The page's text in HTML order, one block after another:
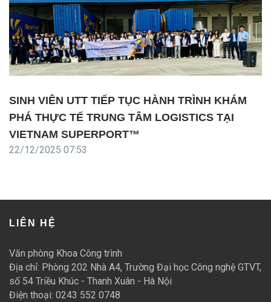
SINH VIÊN UTT TIẾP TỤC HÀNH TRÌNH KHÁM
PHÁ THỰC TẾ TRUNG TÂM LOGISTICS TẠI
VIETNAM SUPERPORT™
22/12/2025 07:53
LIÊN HỆ
Văn phòng Khoa Công trình
Địa chỉ: Phòng 202 Nhà A4, Trường Đại học Công nghệ GTVT,
số 54 Triều Khúc - Thanh Xuân - Hà Nội
Điện thoại: 0243 552 0748